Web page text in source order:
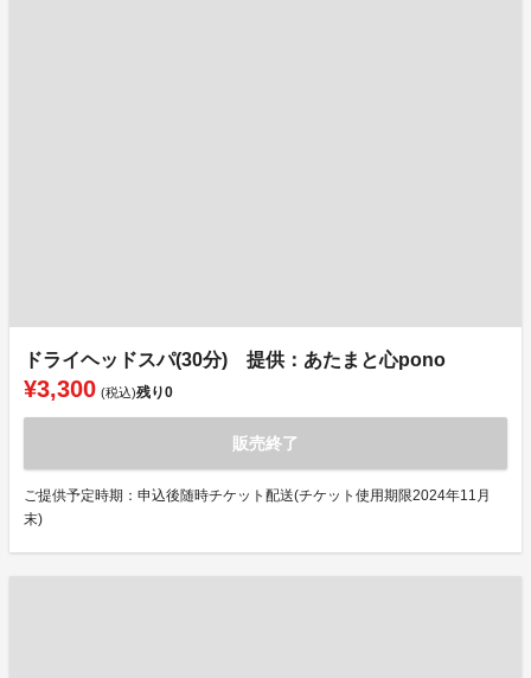
ドライヘッドスパ(30分) 提供：あたまと心pono
¥3,300 (税込)残り0
販売終了
ご提供予定時期：申込後随時チケット配送(チケット使用期限2024年11月
末)